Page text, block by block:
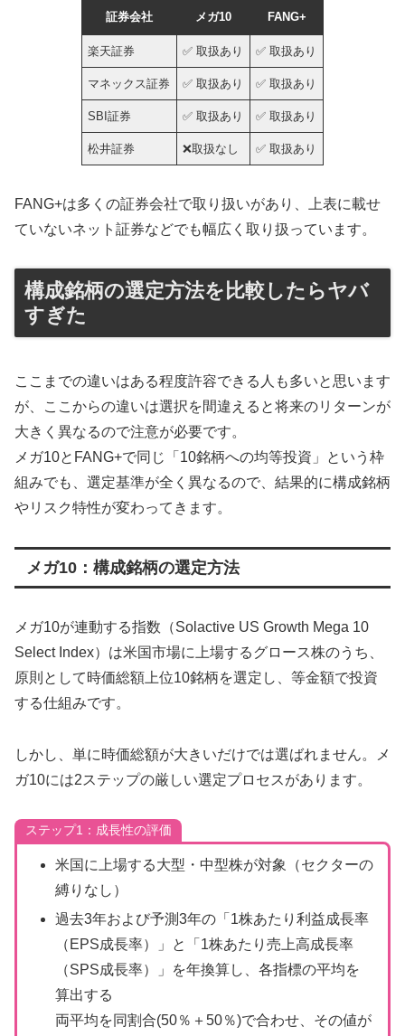
証券会社 メガ10 FANG+
楽天証券 ✅ 取扱あり ✅ 取扱あり
マネックス証券 ✅ 取扱あり ✅ 取扱あり
SBI証券 ✅ 取扱あり ✅ 取扱あり
松井証券 ❌取扱なし ✅ 取扱あり
FANG+は多くの証券会社で取り扱いがあり、上表に載せ
ていないネット証券などでも幅広く取り扱っています。
構成銘柄の選定方法を比較したらヤバ
すぎた
ここまでの違いはある程度許容できる人も多いと思います
が、ここからの違いは選択を間違えると将来のリターンが
大きく異なるので注意が必要です。
メガ10とFANG+で同じ「10銘柄への均等投資」という枠
組みでも、選定基準が全く異なるので、結果的に構成銘柄
やリスク特性が変わってきます。
メガ10：構成銘柄の選定方法
メガ10が連動する指数（Solactive US Growth Mega 10
Select Index）は米国市場に上場するグロース株のうち、
原則として時価総額上位10銘柄を選定し、等金額で投資
する仕組みです。
しかし、単に時価総額が大きいだけでは選ばれません。メ
ガ10には2ステップの厳しい選定プロセスがあります。
ステップ1：成長性の評価
米国に上場する大型・中型株が対象（セクターの
縛りなし）
過去3年および予測3年の「1株あたり利益成長率
（EPS成長率）」と「1株あたり売上高成長率
（SPS成長率）」を年換算し、各指標の平均を
算出する
両平均を同割合(50％＋50％)で合わせ、その値が